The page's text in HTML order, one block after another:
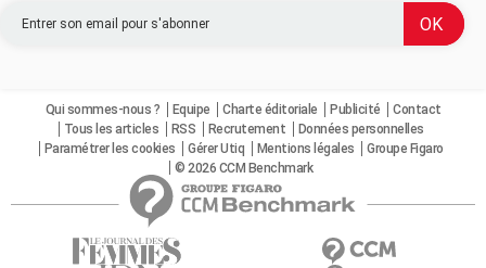
Qui sommes-nous ? Equipe Charte éditoriale Publicité
Contact
Tous les articles
RSS Recrutement
Données personnelles
Paramétrer les cookies
Gérer Utiq Mentions légales
Groupe Figaro
© 2026 CCM Benchmark